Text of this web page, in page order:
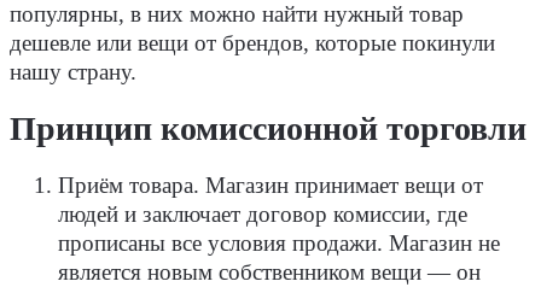
популярны, в них можно найти нужный товар
дешевле или вещи от брендов, которые покинули
нашу страну.
Принцип комиссионной торговли
Приём товара. Магазин принимает вещи от
людей и заключает договор комиссии, где
прописаны все условия продажи. Магазин не
является новым собственником вещи — он